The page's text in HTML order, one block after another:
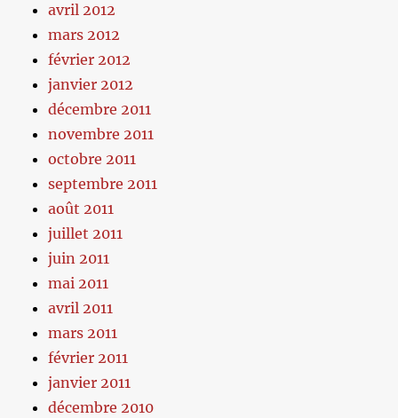
avril 2012
mars 2012
février 2012
janvier 2012
décembre 2011
novembre 2011
octobre 2011
septembre 2011
août 2011
juillet 2011
juin 2011
mai 2011
avril 2011
mars 2011
février 2011
janvier 2011
décembre 2010